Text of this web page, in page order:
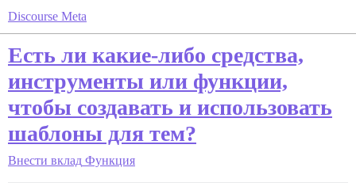
Discourse Meta
Есть ли какие-либо средства,
инструменты или функции,
чтобы создавать и использовать
шаблоны для тем?
Внести вклад Функция